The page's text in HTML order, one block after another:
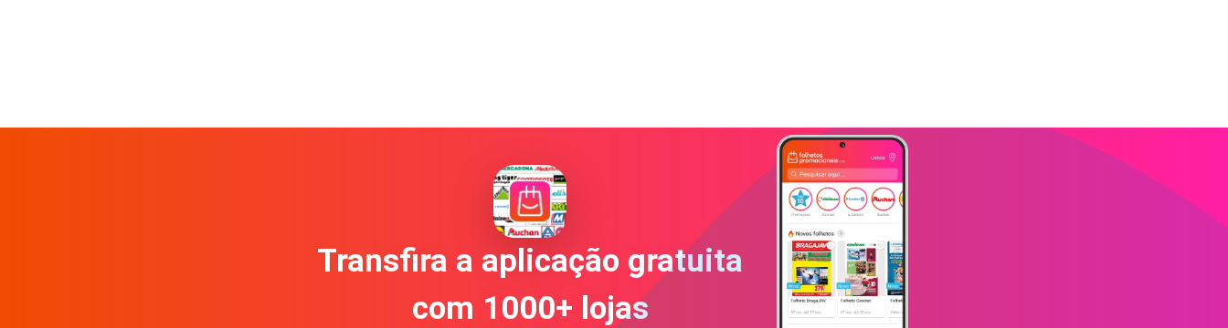
Transfira a aplicação gratuita
com 1000+ lojas